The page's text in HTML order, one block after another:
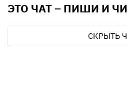
ЭТО ЧАТ – ПИШИ И
СКРЫТЬ